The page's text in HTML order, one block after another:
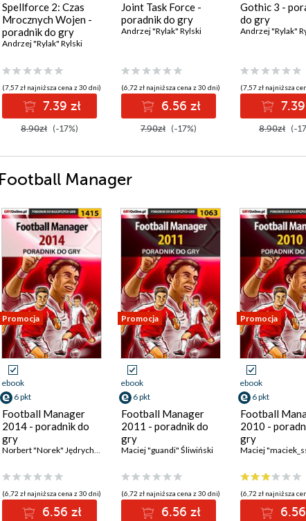
Spellforce 2: Czas
Mrocznych Wojen -
poradnik do gry
Andrzej "Rylak" Rylski
(7,57 zł najniższa cena z 30 dni)
7.39 zł
8.90zł (-17%)
Joint Task Force -
poradnik do gry
Andrzej "Rylak" Rylski
(6,72 zł najniższa cena z 30 dni)
6.56 zł
7.90zł (-17%)
Gothic 3 -
do gry
Andrzej "Rylak"
(7,57 zł najniższa
7.39
8.90zł (-
Manager
Promocja
ebook
6 pkt
Football Manager
2014 - poradnik do
gry
(6,72 zł najniższa cena z 30 dni)
6.56 zł
Promocja
ebook
6 pkt
Football Manager
2011 - poradnik do
gry
Maciej "guandi" Śliwiński
(6,72 zł najniższa cena z 30 dni)
6.56 zł
Promocja
ebook
6 pkt
Football
2010 -
gry
(6,72 zł najniższa